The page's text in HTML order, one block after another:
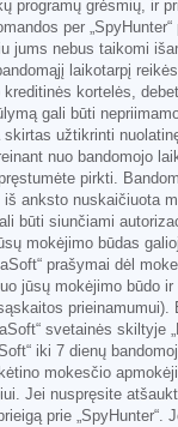
programų grėsmių, ir
per
jums nebus taikomi
laikotarpį
kortelės,
gali būti
skirtas užtikrinti
nuo bandomojo
pirkti.
iš anksto nuskaičiuota
būti siunčiami
mokėjimo būdas
prašymai dėl
jūsų mokėjimo būdo
prieinamumui).
svetainės skiltyje
iki 7 dienų
mokesčio
Jei nuspręsite
prie „SpyHunter“.